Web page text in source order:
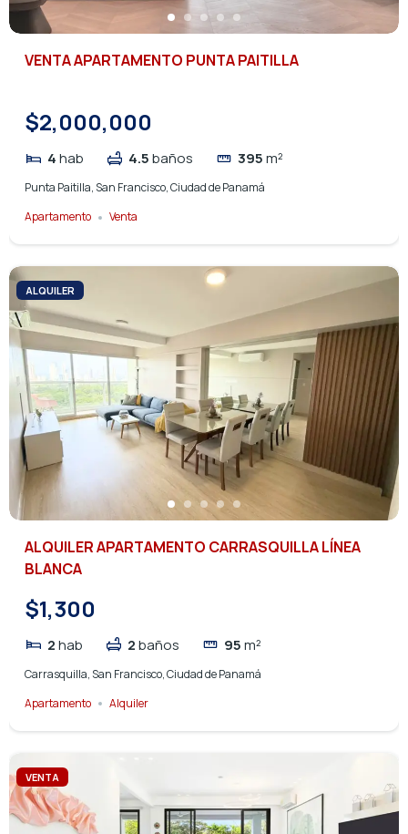
VENTA APARTAMENTO PUNTA PAITILLA
$2,000,000
4hab 4.5baños 395m²
Punta Paitilla, San Francisco, Ciudad de Panamá
Apartamento
Venta
ALQUILER
ALQUILER APARTAMENTO CARRASQUILLA LÍNEA
BLANCA
$1,300
2hab 2baños 95m²
Carrasquilla, San Francisco, Ciudad de Panamá
Apartamento
Alquiler
VENTA